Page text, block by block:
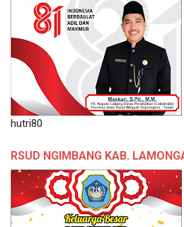
hutri80
RSUD NGIMBANG KAB.